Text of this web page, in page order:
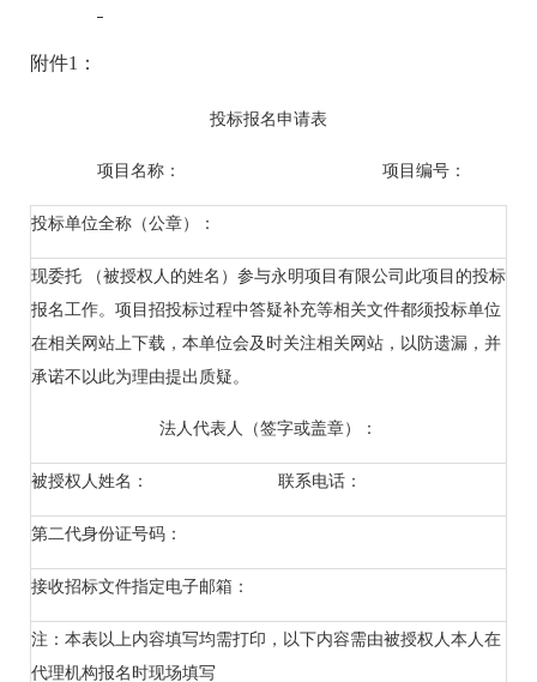
附件1：
投标报名申请表
项目名称： 项目编号：
投标单位全称（公章）：
现委托 （被授权人的姓名）参与永明项目有限公司此项目的投标
报名工作。项目招投标过程中答疑补充等相关文件都须投标单位
在相关网站上下载，本单位会及时关注相关网站，以防遗漏，并
承诺不以此为理由提出质疑。
法人代表人（签字或盖章）：
被授权人姓名： 联系电话：
第二代身份证号码：
接收招标文件指定电子邮箱：
注：本表以上内容填写均需打印，以下内容需由被授权人本人在
代理机构报名时现场填写